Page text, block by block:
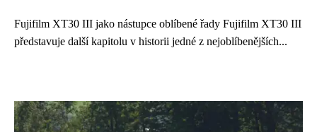
Fujifilm XT30 III jako nástupce oblíbené řady Fujifilm XT30 III
představuje další kapitolu v historii jedné z nejoblíbenějších...